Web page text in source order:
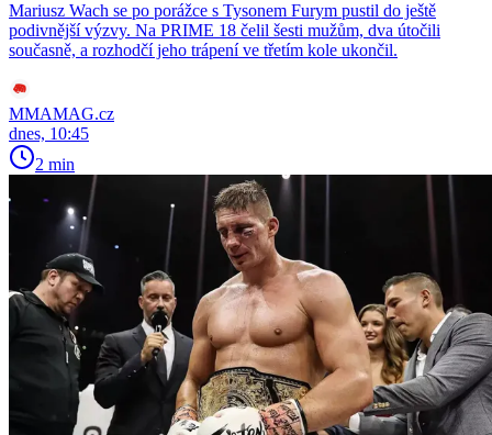
Mariusz Wach se po porážce s Tysonem Furym pustil do ještě
podivnější výzvy. Na PRIME 18 čelil šesti mužům, dva útočili
současně, a rozhodčí jeho trápení ve třetím kole ukončil.
MMAMAG.cz
dnes, 10:45
2 min